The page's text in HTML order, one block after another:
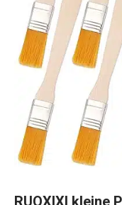
RUOXIXI kleine